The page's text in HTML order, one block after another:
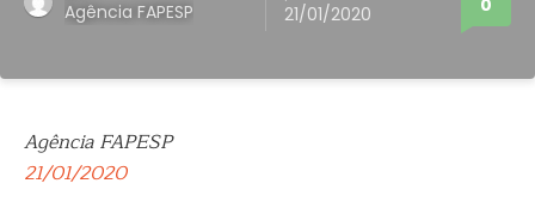
Agência FAPESP 21/01/2020 0
Agência FAPESP
21/01/2020